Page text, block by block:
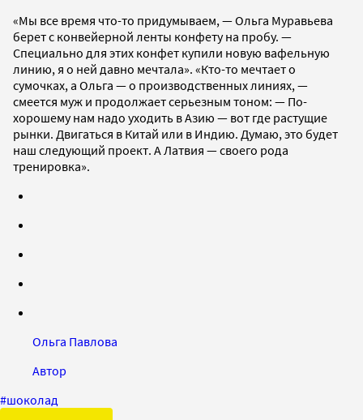
«Мы все время что-то придумываем, — Ольга Муравьева
берет с конвейерной ленты конфету на пробу. —
Специально для этих конфет купили новую вафельную
линию, я о ней давно мечтала». «Кто-то мечтает о
сумочках, а Ольга — о производственных линиях, —
смеется муж и продолжает серьезным тоном: — По-
хорошему нам надо уходить в Азию — вот где растущие
рынки. Двигаться в Китай или в Индию. Думаю, это будет
наш следующий проект. А Латвия — своего рода
тренировка».
Ольга Павлова
Автор
#шоколад